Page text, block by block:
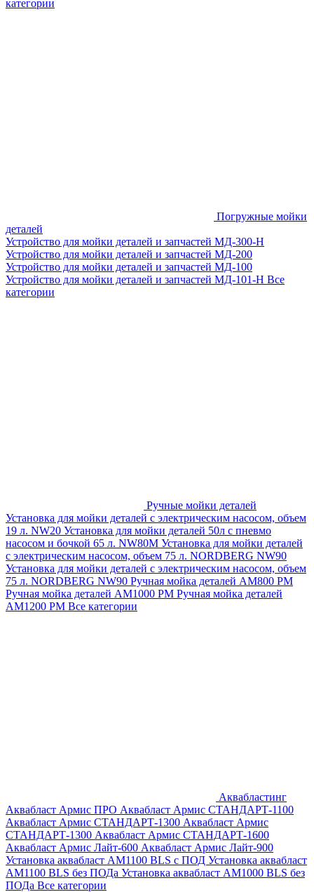
категории
Погружные мойки
деталей
Устройство для мойки деталей и запчастей МД-300-H
Устройство для мойки деталей и запчастей МД-200
Устройство для мойки деталей и запчастей МД-100
Устройство для мойки деталей и запчастей МД-101-Н Все
категории
Ручные мойки деталей
Установка для мойки деталей с электрическим насосом, объем
19 л. NW20 Установка для мойки деталей 50л с пневмо
насосом и бочкой 65 л. NW80M Установка для мойки деталей
с электрическим насосом, объем 75 л. NORDBERG NW90
Установка для мойки деталей с электрическим насосом, объем
75 л. NORDBERG NW90 Ручная мойка деталей АМ800 РМ
Ручная мойка деталей АМ1000 РМ Ручная мойка деталей
АМ1200 РМ Все категории
Аквабластинг
Аквабласт Армис ПРО Аквабласт Армис СТАНДАРТ-1100
Аквабласт Армис СТАНДАРТ-1300 Аквабласт Армис
СТАНДАРТ-1300 Аквабласт Армис СТАНДАРТ-1600
Аквабласт Армис Лайт-600 Аквабласт Армис Лайт-900
Установка аквабласт AM1100 BLS с ПОД Установка аквабласт
AM1100 BLS без ПОДа Установка аквабласт AM1000 BLS без
ПОДа Все категории